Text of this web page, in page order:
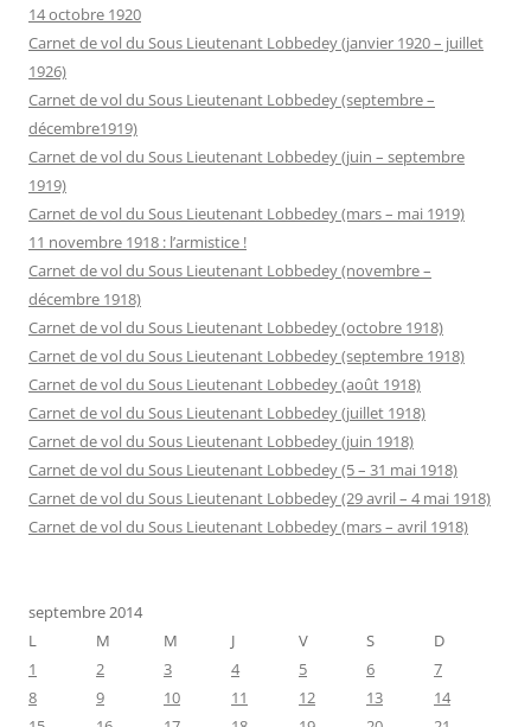
14 octobre 1920
Carnet de vol du Sous Lieutenant Lobbedey (janvier 1920 – juillet
1926)
Carnet de vol du Sous Lieutenant Lobbedey (septembre –
décembre1919)
Carnet de vol du Sous Lieutenant Lobbedey (juin – septembre
1919)
Carnet de vol du Sous Lieutenant Lobbedey (mars – mai 1919)
11 novembre 1918 : l’armistice !
Carnet de vol du Sous Lieutenant Lobbedey (novembre –
décembre 1918)
Carnet de vol du Sous Lieutenant Lobbedey (octobre 1918)
Carnet de vol du Sous Lieutenant Lobbedey (septembre 1918)
Carnet de vol du Sous Lieutenant Lobbedey (août 1918)
Carnet de vol du Sous Lieutenant Lobbedey (juillet 1918)
Carnet de vol du Sous Lieutenant Lobbedey (juin 1918)
Carnet de vol du Sous Lieutenant Lobbedey (5 – 31 mai 1918)
Carnet de vol du Sous Lieutenant Lobbedey (29 avril – 4 mai 1918)
Carnet de vol du Sous Lieutenant Lobbedey (mars – avril 1918)
septembre 2014
L
M M J V S
D
1
2 3 4 5 6
7
8
9 10 11 12 13
14